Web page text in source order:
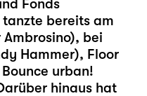
Fonds
tanzte bereits am
bei
Hammer), Floor
urban!
hinaus hat